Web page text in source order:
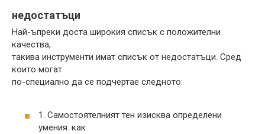
недостатъци
Най-ъпреки доста широкия списък с положителни
качества,
такива инструменти имат списък от недостатъци. Сред
които могат
по-специално да се подчертае следното:
1. Самостоятелният тен изисква определени
умения. как